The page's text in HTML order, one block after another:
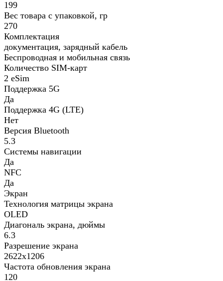
199
Вес товара с упаковкой, гр
270
Комплектация
документация, зарядный кабель
Беспроводная и мобильная связь
Количество SIM-карт
2 eSim
Поддержка 5G
Да
Поддержка 4G (LTE)
Нет
Версия Bluetooth
5.3
Системы навигации
Да
NFC
Да
Экран
Технология матрицы экрана
OLED
Диагональ экрана, дюймы
6.3
Разрешение экрана
2622x1206
Частота обновления экрана
120